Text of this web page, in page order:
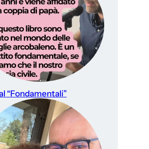
“Fondamentali”